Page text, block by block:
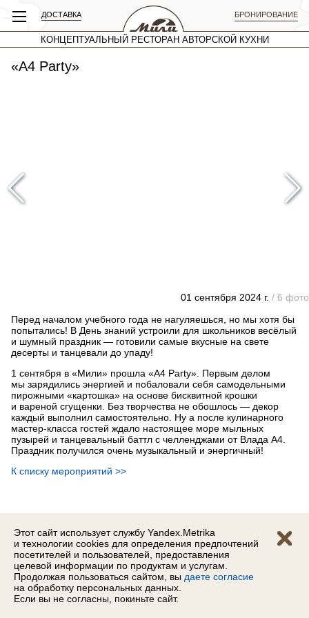
ДОСТАВКА БРОНИРОВАНИЕ
КОНЦЕПТУАЛЬНЫЙ РЕСТОРАН АВТОРСКОЙ КУХНИ
«А4 Party»
01 сентября 2024 г. / 6 фото
Перед началом учебного года не нагуляешься, но мы хотя бы
попытались! В День знаний устроили для школьников весёлый
и шумный праздник — готовили самые вкусные на свете
десерты и танцевали до упаду!
1 сентября в «Мили» прошла «А4 Party». Первым делом
мы зарядились энергией и побаловали себя самодельными
пирожными «картошка» на основе бисквитной крошки
и вареной сгущенки. Без творчества не обошлось — декор
каждый выполнил самостоятельно. Ну а после кулинарного
мастер‑класса гостей ждало настоящее море мыльных
пузырей и танцевальный баттл с челленджами от Влада А4.
Праздник получился очень музыкальный и энергичный!
К списку мероприятий >>
© 2026 Тензор, Saby
Этот сайт использует службу Yandex.Metrika
и технологии cookies для определения предпочтений
посетителей и пользователей, предоставления
целевой информации по продуктам и услугам.
Продолжая пользоваться сайтом, вы даете согласие
на обработку персональных данных.
Если вы не согласны, покиньте сайт.